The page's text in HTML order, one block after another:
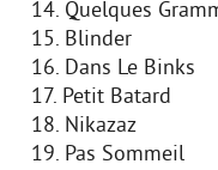
14. Quelques
15. Blinder
16. Dans Le Binks
17. Petit Batard
18. Nikazaz
19. Pas Sommeil